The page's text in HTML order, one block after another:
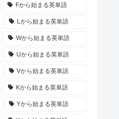
Fから始まる英単語
Lから始まる英単語
Wから始まる英単語
Uから始まる英単語
Vから始まる英単語
Kから始まる英単語
Yから始まる英単語